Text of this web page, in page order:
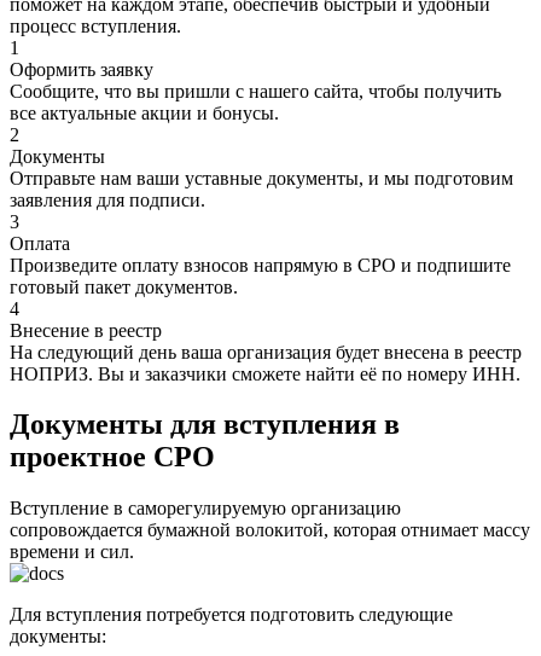
процесс вступления.
1
Оформить заявку
Сообщите, что вы пришли с нашего сайта, чтобы получить
все актуальные акции и бонусы.
2
Документы
Отправьте нам ваши уставные документы, и мы подготовим
заявления для подписи.
3
Оплата
Произведите оплату взносов напрямую в СРО и подпишите
готовый пакет документов.
4
Внесение в реестр
На следующий день ваша организация будет внесена в реестр
НОПРИЗ. Вы и заказчики сможете найти её по номеру ИНН.
Документы для вступления в
проектное СРО
Вступление в саморегулируемую организацию
сопровождается бумажной волокитой, которая отнимает массу
времени и сил.
Для вступления потребуется подготовить следующие
документы: